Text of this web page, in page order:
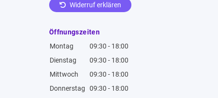
Widerruf erklären
Öffnungszeiten
Montag
09:30 - 18:00
Dienstag
09:30 - 18:00
Mittwoch
09:30 - 18:00
Donnerstag
09:30 - 18:00